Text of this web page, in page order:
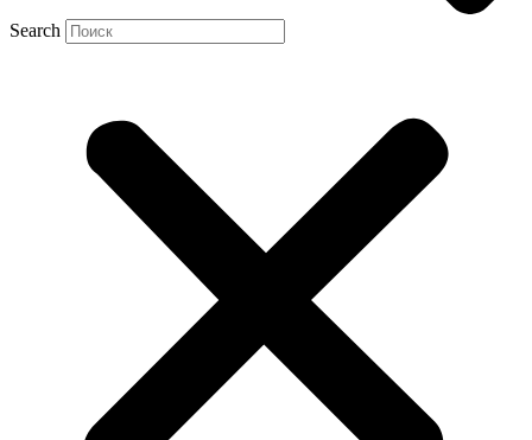
Search